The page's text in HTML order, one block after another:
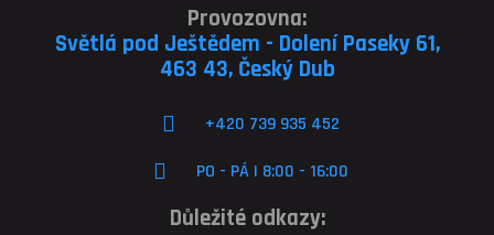
Provozovna:
Světlá pod Ještědem - Dolení Paseky 61,
463 43, Český Dub
+420 739 935 452
PO - PÁ | 8:00 - 16:00
Důležité odkazy: